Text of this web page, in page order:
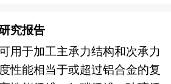
行业发展规律、提高企业的运
发展壮大有学术和实践的双重
，提升国际市场份额。 本研
华咨询公司领衔撰写，在大量
上，主要依据了国家统计局、
重点企业分析、子行业分析、
建议等。报告研究框架全面、
、公正、系统，真实准确地反
究报告
用于加工主承力结构和次承力
性能相当于或超过铝合金的复